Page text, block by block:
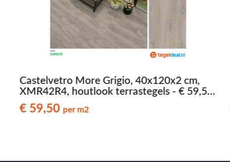
Castelvetro More Grigio, 40x120x2 cm,
XMR42R4, houtlook terrastegels - € 59,50
per m2
€ 59,50 per m2